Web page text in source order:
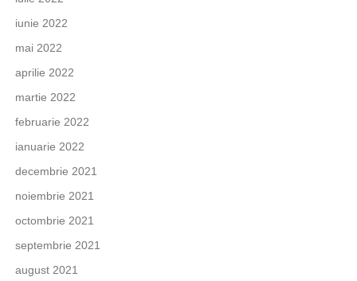
iunie 2022
mai 2022
aprilie 2022
martie 2022
februarie 2022
ianuarie 2022
decembrie 2021
noiembrie 2021
octombrie 2021
septembrie 2021
august 2021